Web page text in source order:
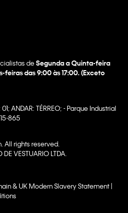
deSegunda a Quinta-feira
feiras das 9:00 às 17:00. (Exceto
ANDAR: TÉRREO; - Parque Industrial
865
All rights reserved.
VESTUARIO LTDA.
& UK Modern Slavery Statement |